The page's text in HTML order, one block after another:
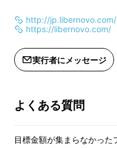
を気持ちよ〜くスト
違いなし！
※デザイン・仕様は変更
もございます。あらかじ
さい。
※ご注文状況、使用部材
※皆様の応援購入により
価格より下がる可能性
http://jp.libernovo.com/
https://libernovo.com/
実行者にメッセージ
よくある質問
目標金額が集まらなかっ